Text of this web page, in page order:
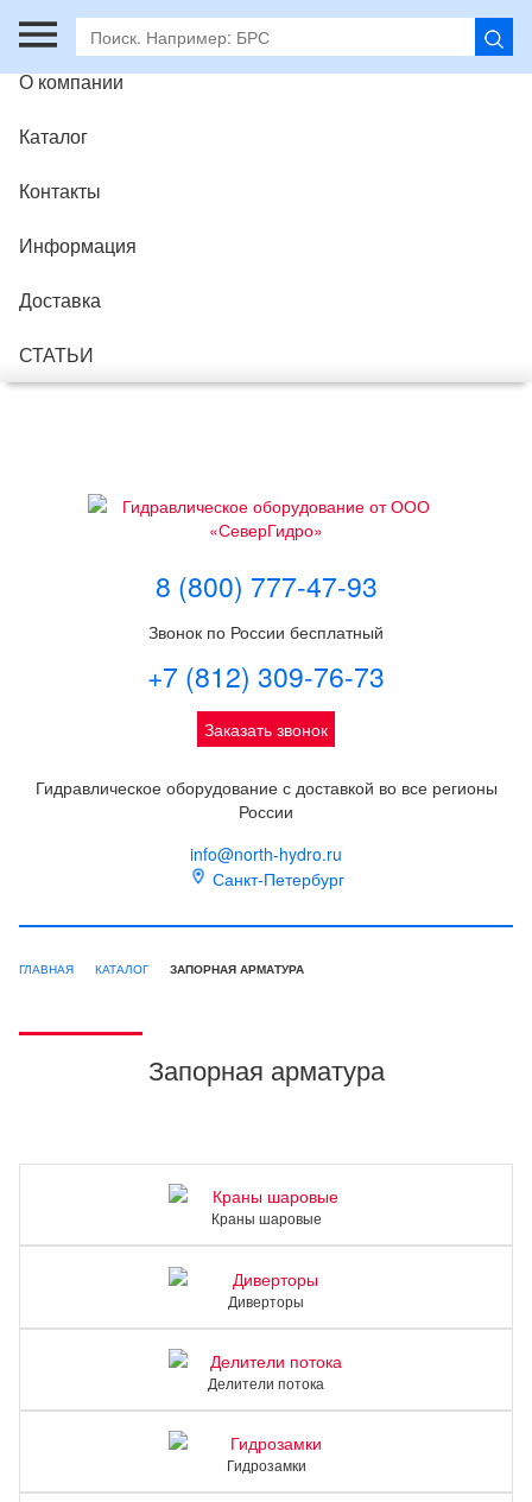
Главная
О компании
Каталог
Контакты
Информация
Доставка
СТАТЬИ
8 (800) 777-47-93
Звонок по России бесплатный
+7 (812) 309-76-73
Заказать звонок
Гидравлическое оборудование с доставкой во все регионы
России
info@north-hydro.ru
Санкт-Петербург
ГЛАВНАЯ КАТАЛОГ ЗАПОРНАЯ АРМАТУРА
Запорная арматура
Краны шаровые
Диверторы
Делители потока
Гидрозамки